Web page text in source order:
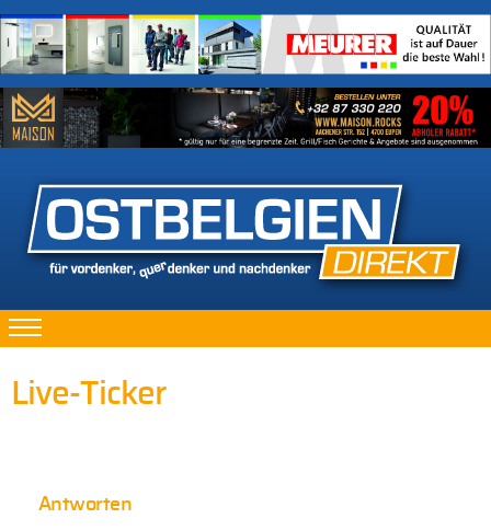
Live-Ticker
Antworten